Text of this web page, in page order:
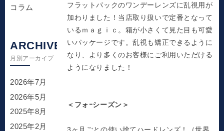
フラットパックのワンデーレンズに乱視用が
加わりました！当店取り扱いで定番となって
いるｍａｇｉｃ。箱が小さくて見た目も可愛
いパッケージです。乱視も矯正できるように
なり、より多くのお客様にご利用いただける
ようになりました！
＜フォｰシーズン＞
コラム
ARCHIVE
月別アーカイブ
2026年7月
2026年5月
2025年8月
2025年2月